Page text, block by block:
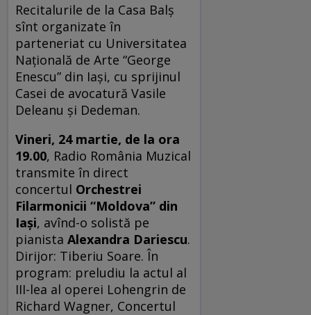
Recitalurile de la Casa Balș
sînt organizate în
parteneriat cu Universitatea
Națională de Arte “George
Enescu” din Iași, cu sprijinul
Casei de avocatură Vasile
Deleanu și Dedeman.
Vineri, 24 martie, de la ora
19.00, Radio România Muzical
transmite în direct
concertul Orchestrei
Filarmonicii “Moldova” din
Iași, avînd-o solistă pe
pianista Alexandra Dariescu.
Dirijor: Tiberiu Soare. În
program: preludiu la actul al
III-lea al operei Lohengrin de
Richard Wagner, Concertul